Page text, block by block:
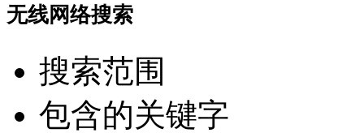
无线网络搜索
搜索范围
包含的关键字